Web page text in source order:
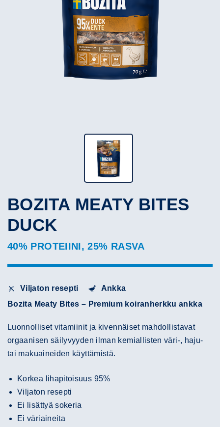
BOZITA MEATY BITES
DUCK
40% PROTEIINI, 25% RASVA
Viljaton resepti
Ankka
Bozita Meaty Bites – Premium koiranherkku ankka
Luonnolliset vitamiinit ja kivennäiset mahdollistavat
orgaanisen säilyvyyden ilman kemiallisten väri-, haju-
tai makuaineiden käyttämistä.
Korkea lihapitoisuus 95%
Viljaton resepti
Ei lisättyä sokeria
Ei väriaineita